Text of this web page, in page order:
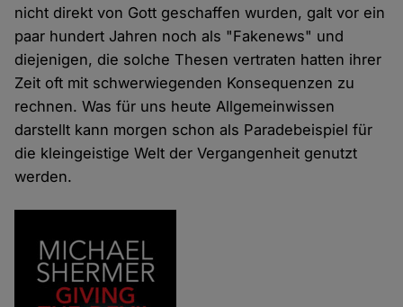
nicht direkt von Gott geschaffen wurden, galt vor ein
paar hundert Jahren noch als "Fakenews" und
diejenigen, die solche Thesen vertraten hatten ihrer
Zeit oft mit schwerwiegenden Konsequenzen zu
rechnen. Was für uns heute Allgemeinwissen
darstellt kann morgen schon als Paradebeispiel für
die kleingeistige Welt der Vergangenheit genutzt
werden.